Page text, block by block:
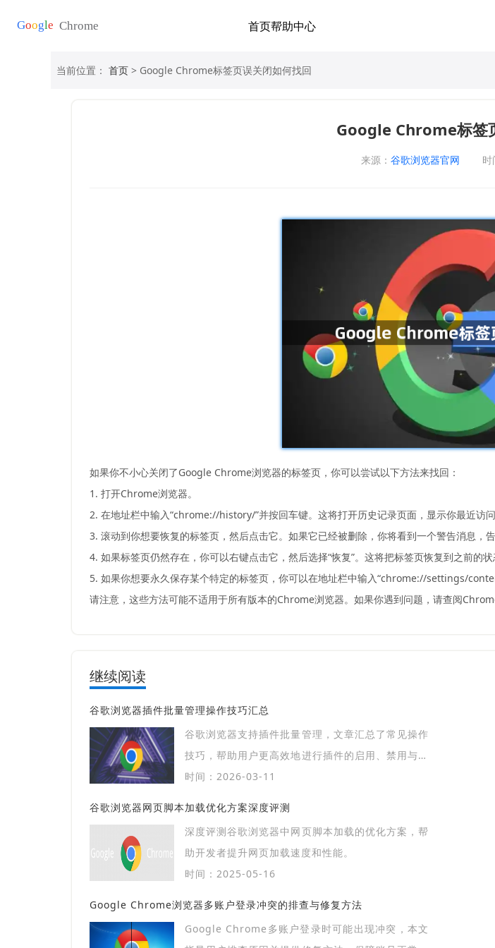
首页帮助中心
当前位置： 首页 > Google Chrome标签页误关闭如何找回
Google Chrome标签
来源： 谷歌浏览器官网
如果你不小心关闭了Google Chrome浏览器的标签页，你可以尝试以下方法来找回：
1. 打开Chrome浏览器。
2. 在地址栏中输入“chrome://history/”并按回车键。这将打开历史记录页面，显示你最近访问
3. 滚动到你想要恢复的标签页，然后点击它。如果它已经被删除，你将看到一个警告消息，
4. 如果标签页仍然存在，你可以右键点击它，然后选择“恢复”。这将把标签页恢复到之前的状
5. 如果你想要永久保存某个特定的标签页，你可以在地址栏中输入“chrome://settings/
请注意，这些方法可能不适用于所有版本的Chrome浏览器。如果你遇到问题，请查阅
继续阅读
谷歌浏览器插件批量管理操作技巧汇总
谷歌浏览器支持插件批量管理，文章汇总了常见操作
技巧，帮助用户更高效地进行插件的启用、禁用与更
新操作，提升使用效率。
时间：2026-03-11
谷歌浏览器网页脚本加载优化方案深度评测
深度评测谷歌浏览器中网页脚本加载的优化方案，帮
助开发者提升网页加载速度和性能。
时间：2025-05-16
Google Chrome浏览器多账户登录冲突的排查与修复方法
Google Chrome多账户登录时可能出现冲突，本文